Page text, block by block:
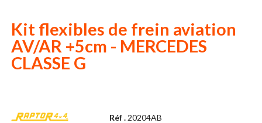
Kit flexibles de frein aviation
AV/AR +5cm - MERCEDES
CLASSE G
Réf . 20204AB